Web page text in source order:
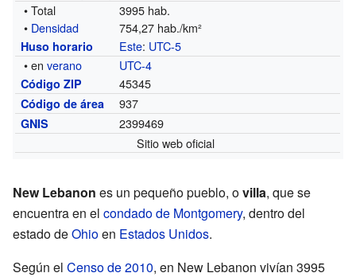
• Total
3995 hab.
• Densidad 754,27 hab./km²
Huso horario Este: UTC-5
• enverano UTC-4
Código ZIP 45345
Código de área 937
GNIS
2399469
Sitio web oficial
New Lebanon es un pequeño pueblo, ovilla, que se
encuentra en el condado de Montgomery, dentro del
estado deOhioen Estados Unidos.
Según el Censo de 2010, en New Lebanon vivían 3995